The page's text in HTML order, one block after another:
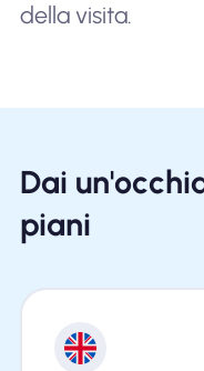
della visita.
Dai
piani